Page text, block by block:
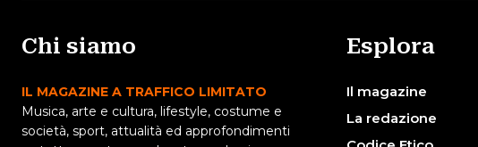
Chi siamo
IL MAGAZINE A TRAFFICO LIMITATO
Musica, arte e cultura, lifestyle, costume e
società, sport, attualità ed approfondimenti
Esplora
Il magazine
La redazione